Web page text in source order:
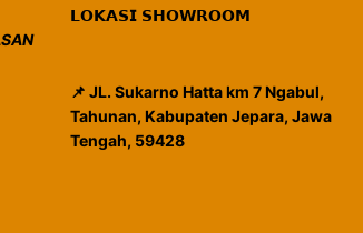
𝗟𝗢𝗞𝗔𝗦𝗜 𝗦𝗛𝗢𝗪𝗥𝗢𝗢𝗠
📌 JL. Sukarno Hatta km 7 Ngabul,
Tahunan, Kabupaten Jepara, Jawa
Tengah, 59428